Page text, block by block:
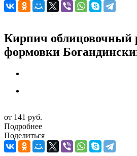
Кирпич облицовочный
формовки
от 141 руб.
Подробнее
Поделиться